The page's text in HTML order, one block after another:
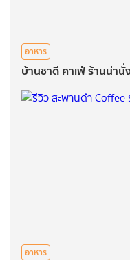
อาหาร
บ้านชาดี คาเฟ่ ร้านน่านั่
อาหาร